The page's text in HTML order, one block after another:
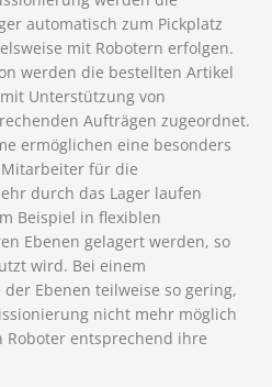
automatisch zum Pickplatz
mit Robotern erfolgen.
werden die bestellten Artikel
Unterstützung von
Aufträgen zugeordnet.
ermöglichen eine besonders
für die
durch das Lager laufen
Beispiel in flexiblen
Ebenen gelagert werden, so
wird. Bei einem
Ebenen teilweise so gering,
nicht mehr möglich
Roboter entsprechend ihre